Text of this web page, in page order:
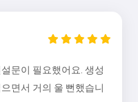
문이 필요했어요. 생성
면서 거의 울 뻔했습니